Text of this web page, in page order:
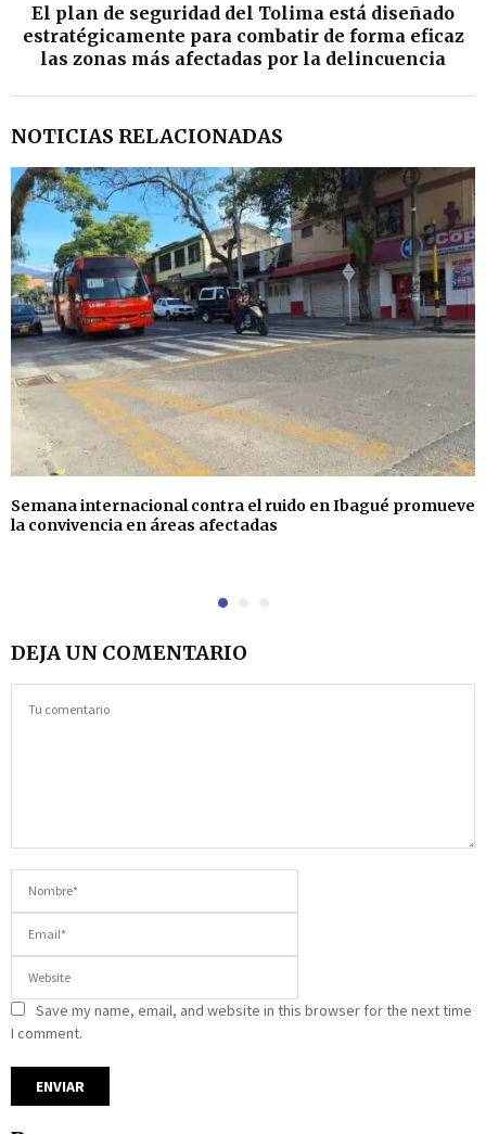
El plan de seguridad del Tolima está diseñado
estratégicamente para combatir de forma eficaz
las zonas más afectadas por la delincuencia
NOTICIAS RELACIONADAS
Semana internacional contra el ruido en Ibagué promueve
la convivencia en áreas afectadas
DEJA UN COMENTARIO
Save my name, email, and website in this browser for the next time
I comment.